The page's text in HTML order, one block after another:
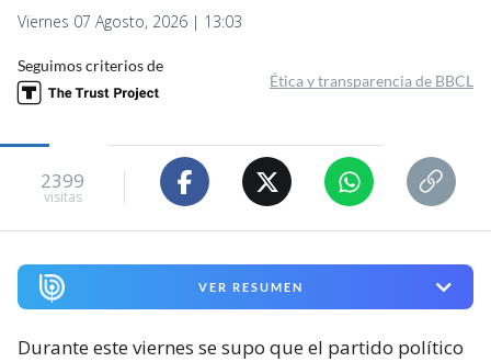
Viernes 07 Agosto, 2026 | 13:03
Seguimos criterios de
Ética y transparencia de BBCL
2399
visitas
VER RESUMEN
Durante este viernes se supo que el partido político